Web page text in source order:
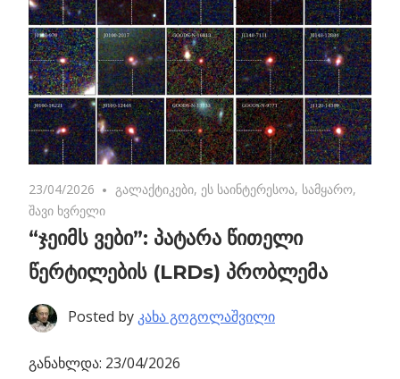
23/04/2026 No comments
გალაქტიკები, ეს საინტერესოა, სამყარო,
შავი ხვრელი
“ჯეიმს ვები”: პატარა წითელი
წერტილების (LRDs) პრობლემა
Posted by კახა გოგოლაშვილი
განახლდა: 23/04/2026